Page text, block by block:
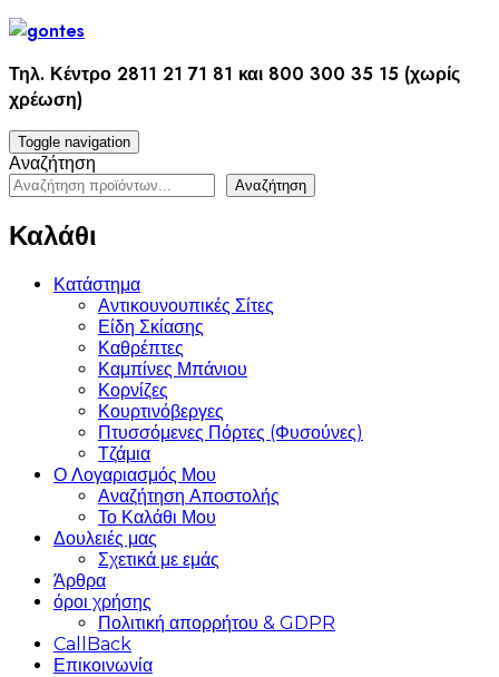
Skip
Τηλ. Κέντρο 2811 21 71 81 και 800 300 35 15 (χωρίς
χρέωση)
Toggle navigation
Αναζήτηση
Αναζήτηση
Καλάθι
Κατάστημα
Αντικουνουπικές Σίτες
Είδη Σκίασης
Καθρέπτες
Καμπίνες Μπάνιου
Κορνίζες
Κουρτινόβεργες
Πτυσσόμενες Πόρτες (Φυσούνες)
Τζάμια
Ο Λογαριασμός Μου
Αναζήτηση Αποστολής
Το Καλάθι Μου
Δουλειές μας
Σχετικά με εμάς
Άρθρα
όροι χρήσης
Πολιτική απορρήτου & GDPR
CallBack
Επικοινωνία